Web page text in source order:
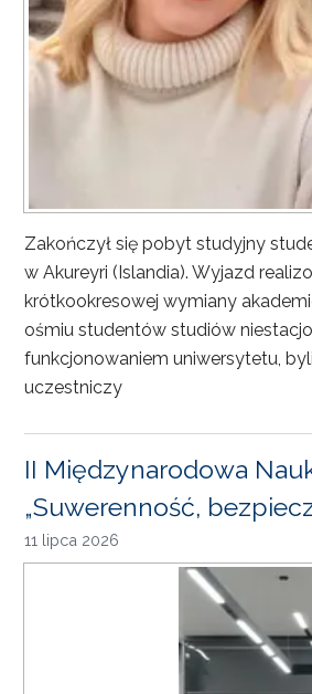
Zakończył się pobyt studyjny
w Akureyri (Islandia). Wyjazd
krótkookresowej wymiany
ośmiu studentów studiów
funkcjonowaniem uniwersytetu,
uczestniczy
II Międzynarodowa
„Suwerenność,
11 lipca 2026